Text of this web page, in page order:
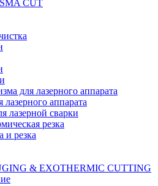
CUT
для лазерного аппарата
аппарата
лазерной сварки
резка
и резка
& EXOTHERMIC CUTTING